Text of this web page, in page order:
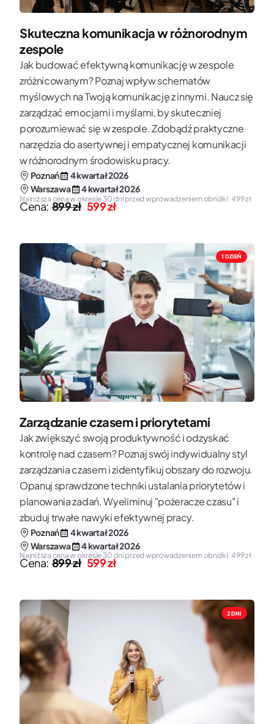
Skuteczna komunikacja w różnorodnym
zespole
Jak budować efektywną komunikację w zespole
zróżnicowanym? Poznaj wpływ schematów
myślowych na Twoją komunikację z innymi. Naucz się
zarządzać emocjami i myślami, by skuteczniej
porozumiewać się w zespole. Zdobądź praktyczne
narzędzia do asertywnej i empatycznej komunikacji
w różnorodnym środowisku pracy.
Poznań
4 kwartał 2026
Warszawa
4 kwartał 2026
Cena:899 zł 599 zł
Najniższa cena w okresie 30 dni przed wprowadzeniem obniżki: 499 zł
1 DZIEŃ
Zarządzanie czasem i priorytetami
Jak zwiększyć swoją produktywność i odzyskać
kontrolę nad czasem? Poznaj swój indywidualny styl
zarządzania czasem i zidentyfikuj obszary do rozwoju.
Opanuj sprawdzone techniki ustalania priorytetów i
planowania zadań. Wyeliminuj "pożeracze czasu" i
zbuduj trwałe nawyki efektywnej pracy.
Poznań
4 kwartał 2026
Warszawa
4 kwartał 2026
Cena:899 zł 599 zł
Najniższa cena w okresie 30 dni przed wprowadzeniem obniżki: 499 zł
2 DNI